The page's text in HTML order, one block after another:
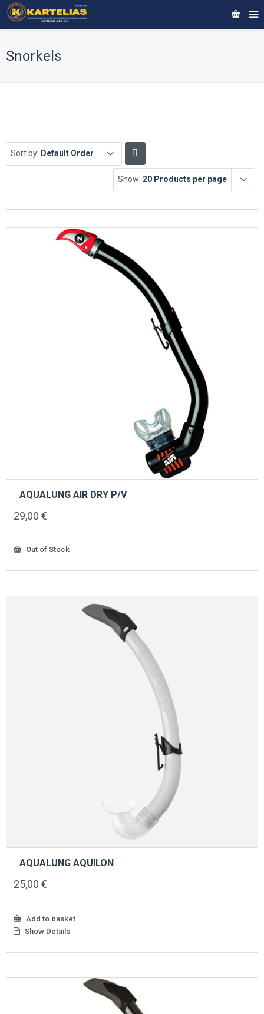
Snorkels
Sort by: Default Order
Show: 20 Products per page
AQUALUNG AIR DRY P/V
29,00 €
Out of Stock
AQUALUNG AQUILON
25,00 €
Add to basket
Show Details